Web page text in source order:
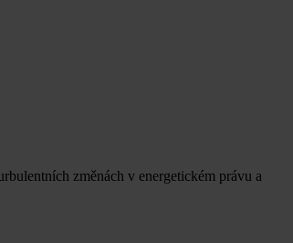
změnách v energetickém právu a